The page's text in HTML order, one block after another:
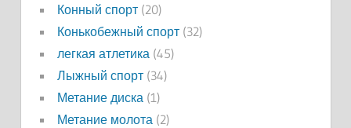
Конный спорт(20)
Конькобежный спорт(32)
легкая атлетика (45)
Лыжный спорт(34)
Метание диска (1)
Метание молота (2)